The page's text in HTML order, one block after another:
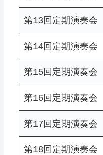
第13回定期演奏会
第14回定期演奏会
第15回定期演奏会
第16回定期演奏会
第17回定期演奏会
第18回定期演奏会